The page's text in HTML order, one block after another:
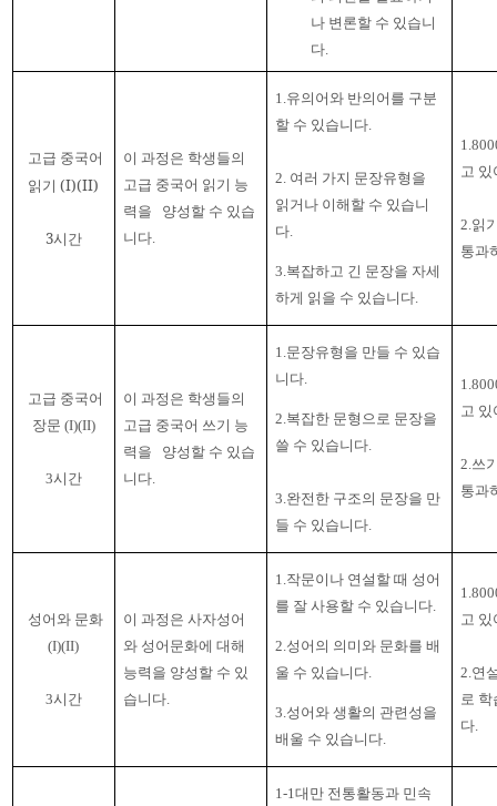
나 변론할 수 있습니
다.
고급 중국어
읽기(I)(II)
3시간
이 과정은 학생들의
고급 중국어 읽기 능
력을
양성할 수 있습
니다.
1.유의어와 반의어를 구분
할 수 있습니다.
2. 여러 가지 문장유형을
읽거나 이해할 수 있습니
다.
3. 복잡하고 긴 문장을 자세
하게 읽을 수 있습니다.
고
2. 읽
통과
고급 중국어
장문 (I)(II)
3시간
이 과정은 학생들의
고급 중국어 쓰기 능
력을
양성할 수 있습
니다.
1.문장유형을 만들 수 있습
니다.
2. 복잡한 문형으로 문장을
쓸 수 있습니다.
3. 완전한 구조의 문장을 만
들 수 있습니다.
고 있
2.쓰
통과
성어와 문화
(I)(II)
3시간
이 과정은 사자성어
와 성어문화에 대해
능력을 양성할 수 있
습니다.
1.작문이나 연설할 때 성어
를 잘 사용할 수 있습니다.
2.성어의 의미와 문화를 배
울 수 있습니다.
3. 성어와 생활의 관련성을
배울 수 있습니다.
고
2. 연
로
다.
1-1대만 전통활동과 민속